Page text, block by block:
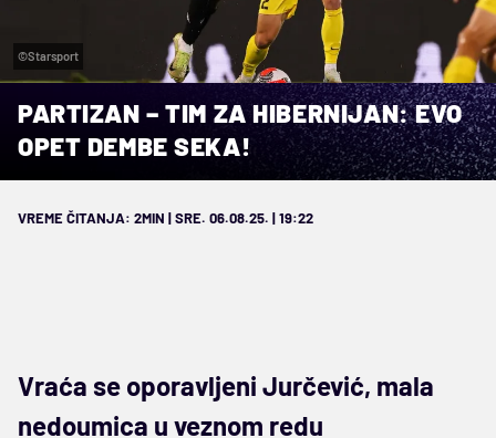
©Starsport
PARTIZAN – TIM ZA HIBERNIJAN: EVO
OPET DEMBE SEKA!
VREME ČITANJA: 2MIN | SRE. 06.08.25. | 19:22
Vraća se oporavljeni Jurčević, mala
nedoumica u veznom redu